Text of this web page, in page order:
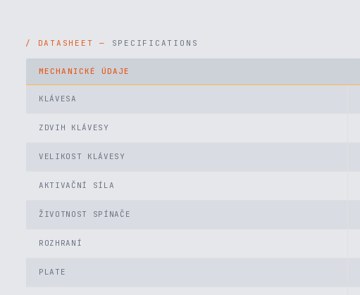
SPECIFICATIONS
MECHANICKÉ ÚDAJE
KLÁVESA
ZDVIH KLÁVESY
VELIKOST KLÁVESY
AKTIVAČNÍ SÍLA
ŽIVOTNOST SPÍNAČE
ROZHRANÍ
PLATE